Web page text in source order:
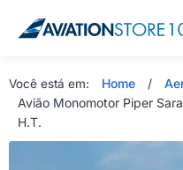
Você está em: Home /
Avião Monomotor Piper
H.T.